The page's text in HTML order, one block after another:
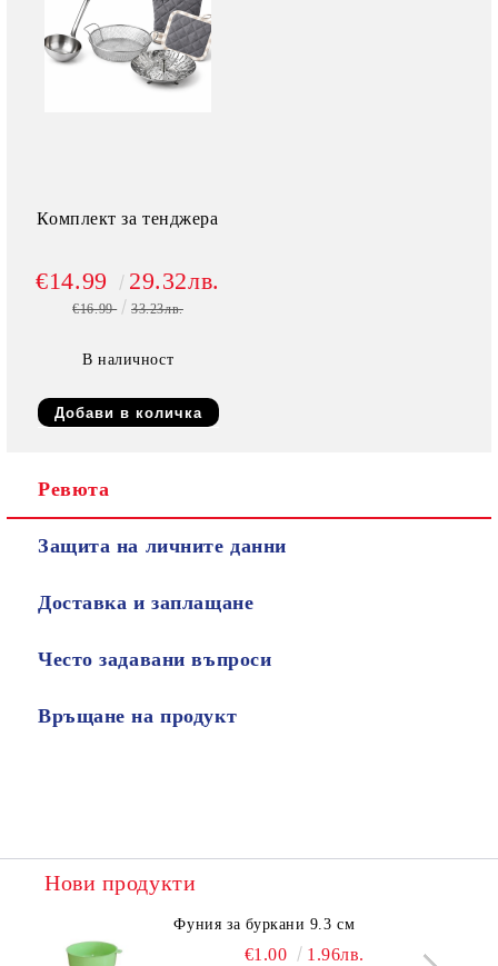
Комплект за тенджера
€14.99 29.32лв.
€16.99 33.23лв.
В наличност
Ревюта
Защита на личните данни
Доставка и заплащане
Често задавани въпроси
Връщане на продукт
Нови продукти
Фуния за буркани 9.3 см
€1.00 1.96лв.